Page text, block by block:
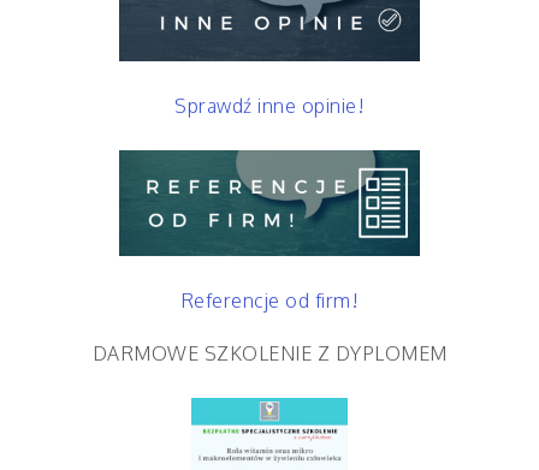
Sprawdź inne opinie!
Referencje od firm!
DARMOWE SZKOLENIE Z DYPLOMEM